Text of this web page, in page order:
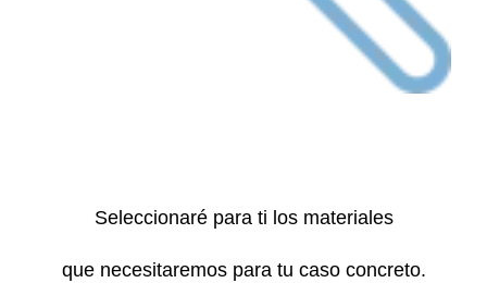
Seleccionaré para ti los materiales
que necesitaremos para tu caso concreto.